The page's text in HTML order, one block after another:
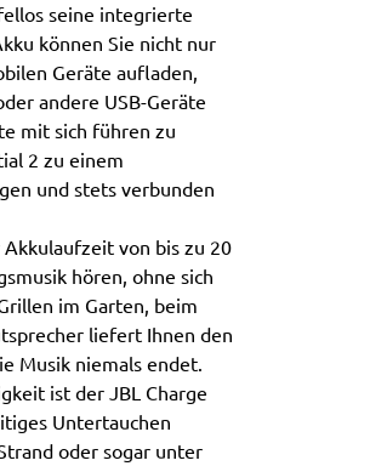
seine integrierte
können Sie nicht nur
Geräte aufladen,
andere USB-Geräte
mit sich führen zu
2 zu einem
und stets verbunden
von bis zu 20
hören, ohne sich
im Garten, beim
liefert Ihnen den
Musik niemals endet.
ist der JBL Charge
Untertauchen
oder sogar unter